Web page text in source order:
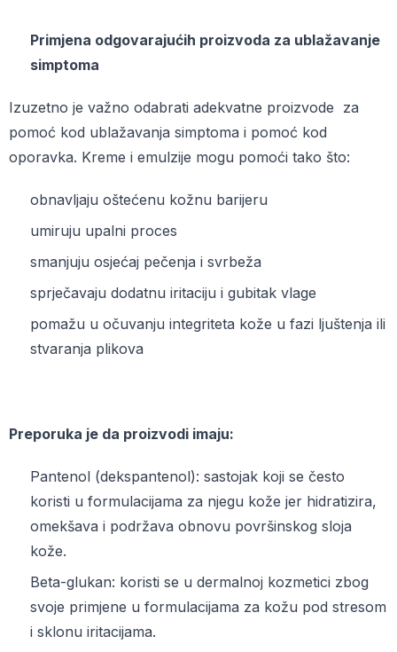
Primjena odgovarajućih proizvoda za ublažavanje
simptoma
Izuzetno je važno odabrati adekvatne proizvode za
pomoć kod ublažavanja simptoma i pomoć kod
oporavka. Kreme i emulzije mogu pomoći tako što:
obnavljaju oštećenu kožnu barijeru
umiruju upalni proces
smanjuju osjećaj pečenja i svrbeža
sprječavaju dodatnu iritaciju i gubitak vlage
pomažu u očuvanju integriteta kože u fazi ljuštenja ili
stvaranja plikova
Preporuka je da proizvodi imaju:
Pantenol (dekspantenol): sastojak koji se često
koristi u formulacijama za njegu kože jer hidratizira,
omekšava i podržava obnovu površinskog sloja
kože.
Beta-glukan: koristi se u dermalnoj kozmetici zbog
svoje primjene u formulacijama za kožu pod stresom
i sklonu iritacijama.